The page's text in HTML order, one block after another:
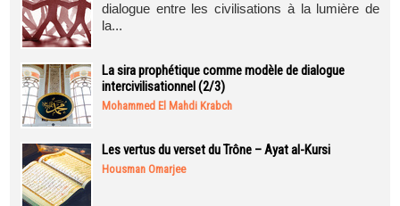
dialogue entre les civilisations à la lumière de
la...
La sira prophétique comme modèle de dialogue
intercivilisationnel (2/3)
Mohammed El Mahdi Krabch
Les vertus du verset du Trône – Ayat al-Kursi
Housman Omarjee